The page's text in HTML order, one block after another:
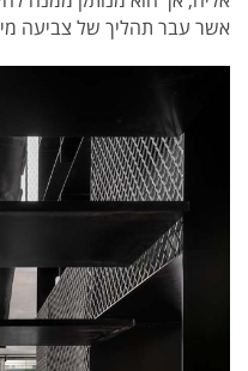
אשר עבר תהליך של צביעה